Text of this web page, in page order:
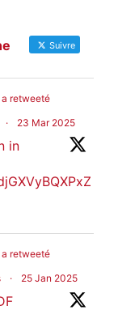
Suivre
a retweeté
· 23 Mar 2025
in
a retweeté
· 25 Jan 2025